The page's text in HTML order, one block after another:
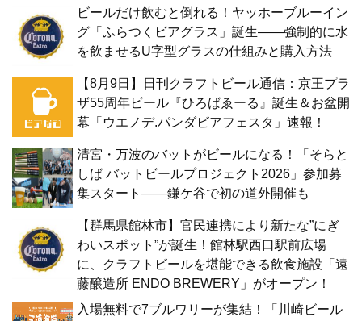
ビールだけ飲むと倒れる！ヤッホーブルーイン
グ「ふらつくビアグラス」誕生——強制的に水
を飲ませるU字型グラスの仕組みと購入方法
【8月9日】日刊クラフトビール通信：京王プラ
ザ55周年ビール『ひろばゑーる』誕生＆お盆開
幕「ウエノデ.パンダビアフェスタ」速報！
清宮・万波のバットがビールになる！「そらと
しば バットビールプロジェクト2026」参加募
集スタート——鎌ケ谷で初の道外開催も
【群馬県館林市】官民連携により新たな”にぎ
わいスポット”が誕生！館林駅西口駅前広場
に、クラフトビールを堪能できる飲食施設「遠
藤醸造所 ENDO BREWERY」がオープン！
入場無料で7ブルワリーが集結！「川崎ビール